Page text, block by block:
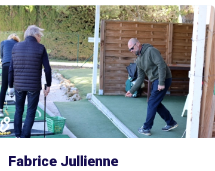
Fabrice Jullienne